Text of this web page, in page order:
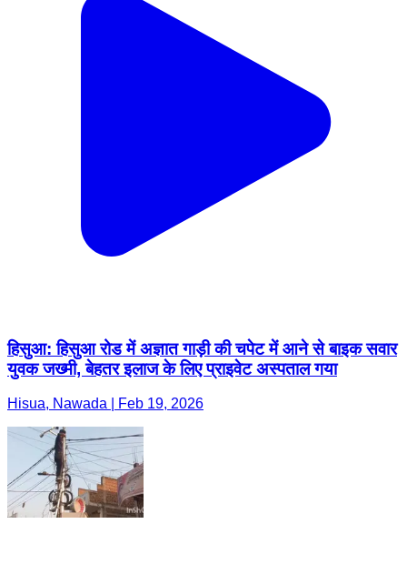
हिसुआ: हिसुआ रोड में अज्ञात गाड़ी की चपेट में आने से बाइक सवार
युवक जख्मी, बेहतर इलाज के लिए प्राइवेट अस्पताल गया
Hisua, Nawada | Feb 19, 2026